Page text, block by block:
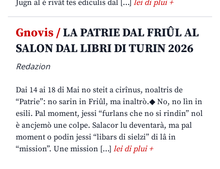
Jugn al è rivât tes ediculis dal […] lei di plui +
Gnovis /LA PATRIE DAL FRIÛL AL
SALON DAL LIBRI DI TURIN 2026
Redazion
Dai 14 ai 18 di Mai no steit a cirînus, noaltris de
“Patrie”: no sarin in Friûl, ma inaltrò.◆ No, no lìn in
esili. Pal moment, jessi “furlans che no si rindin” nol
è ancjemò une colpe. Salacor lu deventarà, ma pal
moment o podin jessi “libars di sielzi” di lâ in
“mission”. Une mission […] lei di plui +